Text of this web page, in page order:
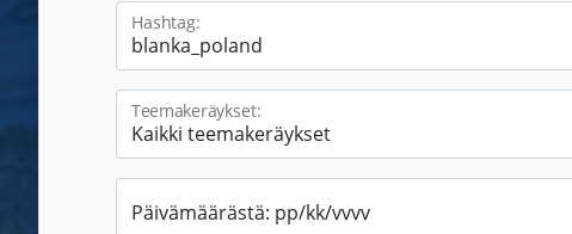
Hashtag:
Teemakeräykset:
Päivämäärästä: pp/kk/vvvv